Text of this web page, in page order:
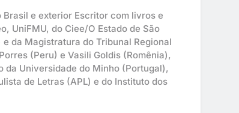
e exterior Escritor com livros e
UniFMU, do Ciee/O Estado de São
da Magistratura do Tribunal Regional
(Peru) e Vasili Goldis (Romênia),
da Universidade do Minho (Portugal),
de Letras (APL) e do Instituto dos